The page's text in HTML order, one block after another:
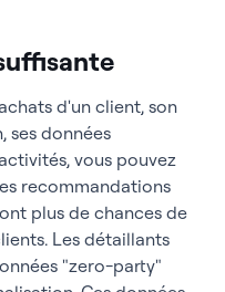
d'un client, son
ses données
vous pouvez
recommandations
plus de chances de
Les détaillants
"zero-party"